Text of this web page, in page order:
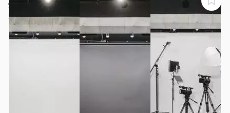
写真・動画撮影スタジオ。時間に縛られずお手軽に。深
夜・土日祝日も動画写真も同一料金です！
Studio DOWHA